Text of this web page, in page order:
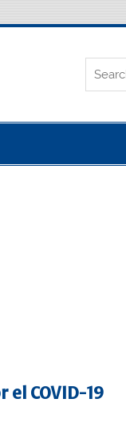
COVID-19